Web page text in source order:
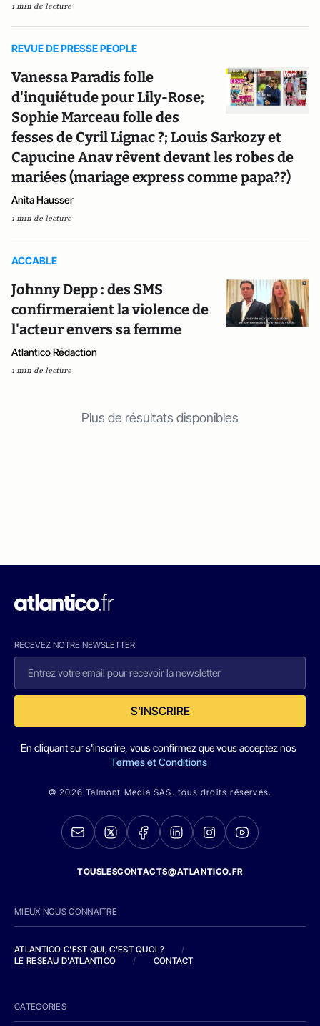
1 min de lecture
REVUE DE PRESSE PEOPLE
Vanessa Paradis folle
d'inquiétude pour Lily-Rose;
Sophie Marceau folle des
fesses de Cyril Lignac ?; Louis Sarkozy et
Capucine Anav rêvent devant les robes de
mariées (mariage express comme papa??)
Anita Hausser
1 min de lecture
ACCABLE
Johnny Depp : des SMS
confirmeraient la violence de
l'acteur envers sa femme
Atlantico Rédaction
1 min de lecture
Plus de résultats disponibles
RECEVEZ NOTRE NEWSLETTER
S'INSCRIRE
En cliquant sur s'inscrire, vous confirmez que vous acceptez nos
Termes et Conditions
© 2026 Talmont Media SAS. tous droits réservés.
TOUSLESCONTACTS@ATLANTICO.FR
MIEUX NOUS CONNAITRE
ATLANTICO C'EST QUI, C'EST QUOI ?
/
LE RESEAU D'ATLANTICO
/ CONTACT
CATEGORIES